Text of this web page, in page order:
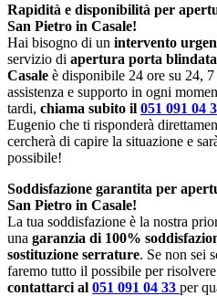
Rapidità e disponibilità per
San Pietro in Casale!
Hai bisogno di un intervento
servizio di apertura porta
Casale è disponibile 24 ore su 24,
assistenza e supporto in ogni
tardi, chiama subito il 051 091 04
Eugenio che ti risponderà
cercherà di capire la situazione e
possibile!
Soddisfazione garantita per
San Pietro in Casale!
La tua soddisfazione è la nostra
una garanzia di 100%
sostituzione serrature. Se non sei
faremo tutto il possibile per
contattarci al 051 091 04 33 per